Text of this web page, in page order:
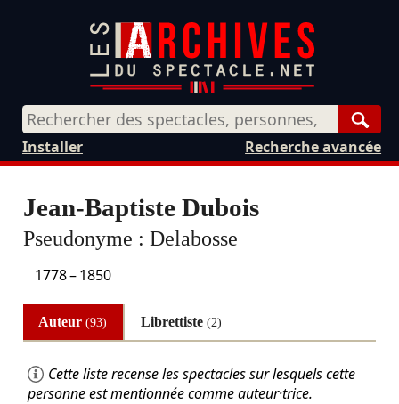
Recherche avancée
Installer
Jean-Baptiste Dubois
Pseudonyme : Delabosse
1778–1850
Auteur(93) Librettiste (2)
Cette liste recense les spectacles sur lesquels cette
personne est mentionnée comme auteur·trice.